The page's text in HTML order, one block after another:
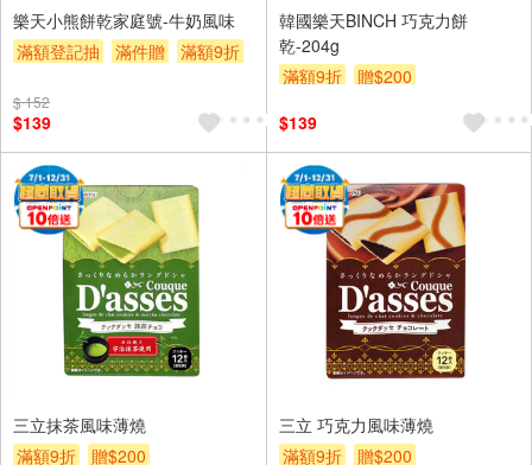
樂天小熊餅乾家庭號-牛奶風味
滿額登記抽
滿件贈
滿額9折
$ 152
$139
韓國樂天BINCH 巧克力餅
乾-204g
滿額9折
贈$200
$139
三立抹茶風味薄燒
滿額9折
贈$200
三立 巧克力風味薄燒
滿額9折
贈$200